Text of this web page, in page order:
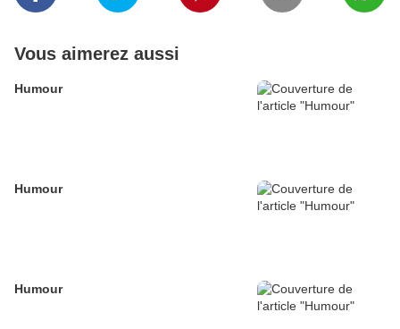
Vous aimerez aussi
Humour
Humour
Humour